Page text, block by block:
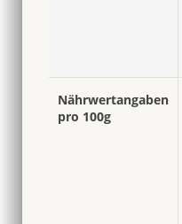
Nährwertangaben
pro 100g